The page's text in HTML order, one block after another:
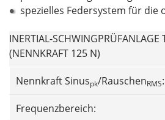
spezielles Federsystem für die
INERTIAL-SCHWINGPRÜFANLAGE
(NENNKRAFT 125 N)
Nennkraft Sinuspk/RauschenRMS:
Frequenzbereich: